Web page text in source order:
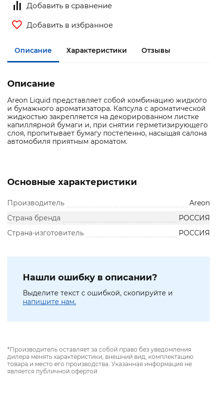
Добавить в сравнение
Добавить в избранное
Описание Характеристики Отзывы
Описание
Areon Liquid представляет собой комбинацию жидкого
и бумажного ароматизатора. Капсула с ароматической
жидкостью закрепляется на декорированном листке
капиллярной бумаги и, при снятии герметизирующего
слоя, пропитывает бумагу постепенно, насыщая салона
автомобиля приятным ароматом.
Основные характеристики
Производитель
Areon
Страна бренда
РОССИЯ
Страна-изготовитель
РОССИЯ
Нашли ошибку в описании?
Выделите текст с ошибкой, скопируйте и
напишите нам.
*Производитель оставляет за собой право без уведомления
дилера менять характеристики, внешний вид, комплектацию
товара и место его производства. Указанная информация не
является публичной офертой